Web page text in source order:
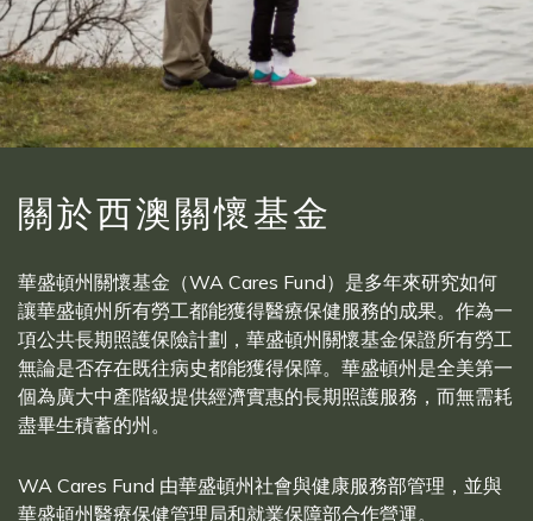
關於西澳關懷基金
華盛頓州關懷基金（WA Cares Fund）是多年來研究如何
讓華盛頓州所有勞工都能獲得醫療保健服務的成果。作為一
項公共長期照護保險計劃，華盛頓州關懷基金保證所有勞工
無論是否存在既往病史都能獲得保障。華盛頓州是全美第一
個為廣大中產階級提供經濟實惠的長期照護服務，而無需耗
盡畢生積蓄的州。
WA Cares Fund 由華盛頓州社會與健康服務部管理，並與
華盛頓州醫療保健管理局和就業保障部合作營運。